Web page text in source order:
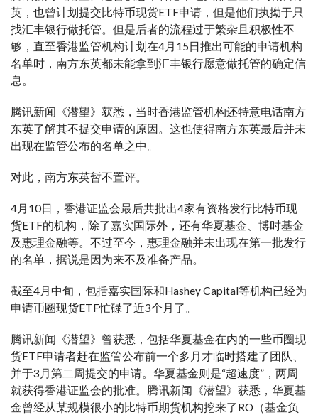
英，也曾计划提交比特币现货ETF申请，但是他们执拗于只
找汇丰银行做托管。但是后者的流程过于繁杂且积极性不
够，直至香港监管机构计划在4月15日推出可能的申请机构
名单时，南方东英都未能拿到汇丰银行愿意做托管的确定信
息。
腾讯新闻《潜望》获悉，当时香港监管机构还特意电话南方
东英了解其不提交申请的原因。这也使得南方东英最后并未
出现在监管公布的名单之中。
对此，南方东英暂不置评。
4月10日，香港证监会最后共批出4家有资格发行比特币现
货ETF的机构，除了嘉实国际外，还有华夏基金、博时基金
及惠理金融等。不过至今，惠理金融并未出现在第一批发行
的名单，据说是因为来不及准备产品。
截至4月中旬，包括嘉实国际和Hashey Capital等机构已经为
申请币圈现货ETF忙碌了近3个月了。
腾讯新闻《潜望》曾获悉，包括华夏基金在内的一些币圈现
货ETF申请者赶在监管公布前一个多月才临时搭建了团队、
并于3月第二周提交的申请。华夏基金则是“超速度”，两周
就获得香港证监会的批准。腾讯新闻《潜望》获悉，华夏基
金曾经从某规模很小的比特币期货机构挖来了RO（基金负